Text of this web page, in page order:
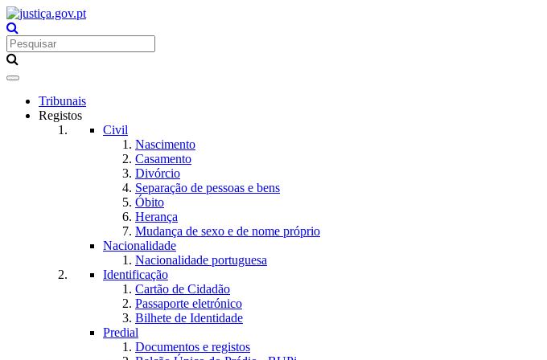
Toggle
navigationTribunais
Registos
Civil
Nascimento
Casamento
Divórcio
Separação de pessoas e bens
Óbito
Herança
Mudança de sexo e de nome próprio
Nacionalidade
Nacionalidade portuguesa
Identificação
Cartão de Cidadão
Passaporte eletrónico
Bilhete de Identidade
Predial
Documentos e registos